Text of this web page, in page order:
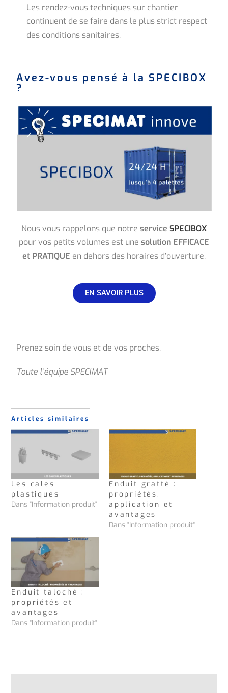
Les rendez-vous techniques sur chantier
continuent de se faire dans le plus strict respect
des conditions sanitaires.
Avez-vous pensé à la SPECIBOX
?
Nous vous rappelons que notre service SPECIBOX
pour vos petits volumes est une solution EFFICACE
et PRATIQUE en dehors des horaires d’ouverture.
EN SAVOIR PLUS
Prenez soin de vous et de vos proches.
Toute l’équipe SPECIMAT
Articles similaires
Les cales
plastiques
Dans "Information produit"
Enduit gratté :
propriétés,
application et
avantages
Dans "Information produit"
Enduit taloché :
propriétés et
avantages
Dans "Information produit"